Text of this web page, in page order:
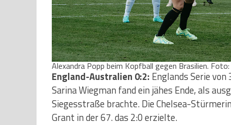
Alexandra Popp beim Kopfball gegen Brasilien.
England-Australien 0:2: Englands Serie
Sarina Wiegman fand ein jähes Ende, als
Siegesstraße brachte. Die Chelsea-
Grant in der 67. das 2:0 erzielte.